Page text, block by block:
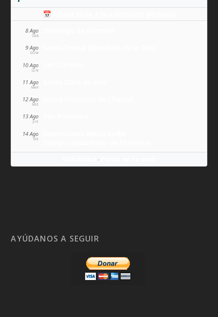
📅 Añade todo a tu calendario personal
8 Ago
SÁB
9 Ago
DOM
10 Ago
LUN
11 Ago
MAR
12 Ago
MIÉ
13 Ago
JUE
14 Ago
VIE
·
AYÚDANOS A SEGUIR